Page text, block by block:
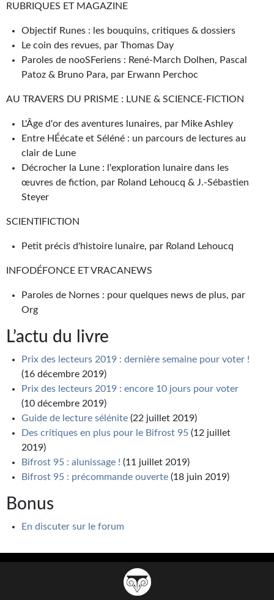
Tous les articles
La Bibliothèque orbitale
Journal d'un homme des bois
CONTACT
Nous contacter
F.A.Q.
Soumettre un manuscrit
Support technique
RUBRIQUES ET MAGAZINE
Objectif Runes : les bouquins, critiques & dossiers
Le coin des revues, par Thomas Day
Paroles de nooSFeriens : René-March Dolhen, Pascal
Patoz & Bruno Para, par Erwann Perchoc
AU TRAVERS DU PRISME : LUNE & SCIENCE-FICTION
L'Âge d'or des aventures lunaires, par Mike Ashley
Entre HÉécate et Séléné : un parcours de lectures au
clair de Lune
Décrocher la Lune : l'exploration lunaire dans les
œuvres de fiction, par Roland Lehoucq & J.-Sébastien
Steyer
SCIENTIFICTION
Petit précis d'histoire lunaire, par Roland Lehoucq
INFODÉFONCE ET VRACANEWS
Paroles de Nornes : pour quelques news de plus, par
Org
L’actu du livre
Prix des lecteurs 2019 : dernière semaine pour voter !
(16 décembre 2019)
Prix des lecteurs 2019 : encore 10 jours pour voter
(10 décembre 2019)
Guide de lecture sélénite (22 juillet 2019)
Des critiques en plus pour le Bifrost 95 (12 juillet
2019)
Bifrost 95 : alunissage ! (11 juillet 2019)
Bifrost 95 : précommande ouverte (18 juin 2019)
Bonus
En discuter sur le forum